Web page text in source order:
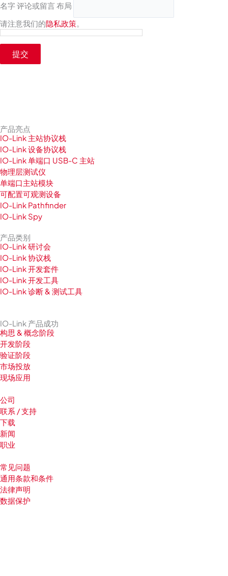
名字 评论或留言 布局
请注意我们的隐私政策。
提交
产品亮点
IO-Link 主站协议栈
IO-Link 设备协议栈
IO-Link 单端口 USB-C 主站
物理层测试仪
单端口主站模块
可配置可观测设备
IO-Link Pathfinder
IO-Link Spy
产品类别
IO-Link 研讨会
IO-Link 协议栈
IO-Link 开发套件
IO-Link 开发工具
IO-Link 诊断 & 测试工具
IO-Link 产品成功
构思 & 概念阶段
开发阶段
验证阶段
市场投放
现场应用
公司
联系 / 支持
下载
新闻
职业
常见问题
通用条款和条件
法律声明
数据保护